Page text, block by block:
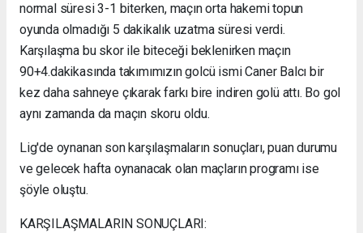
normal süresi 3-1 biterken, maçın orta hakemi topun
oyunda olmadığı 5 dakikalık uzatma süresi verdi.
Karşılaşma bu skor ile biteceği beklenirken maçın
90+4.dakikasında takımımızın golcü ismi Caner Balcı bir
kez daha sahneye çıkarak farkı bire indiren golü attı. Bo gol
aynı zamanda da maçın skoru oldu.
Lig'de oynanan son karşılaşmaların sonuçları, puan durumu
ve gelecek hafta oynanacak olan maçların programı ise
şöyle oluştu.
KARŞILAŞMALARIN SONUÇLARI: